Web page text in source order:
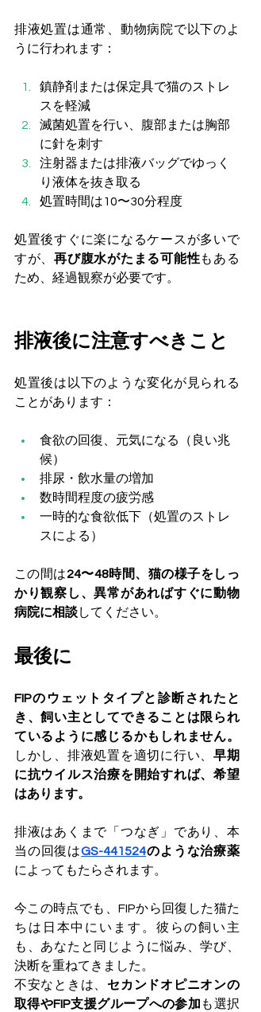
排液処置は通常、動物病院で以下のよ
うに行われます：
鎮静剤または保定具で猫のストレ
スを軽減
滅菌処置を行い、腹部または胸部
に針を刺す
注射器または排液バッグでゆっく
り液体を抜き取る
処置時間は10〜30分程度
処置後すぐに楽になるケースが多いで
すが、再び腹水がたまる可能性もある
ため、経過観察が必要です。
排液後に注意すべきこと
処置後は以下のような変化が見られる
ことがあります：
食欲の回復、元気になる（良い兆
候）
排尿・飲水量の増加
数時間程度の疲労感
一時的な食欲低下（処置のストレ
スによる）
この間は24〜48時間、猫の様子をしっ
かり観察し、異常があればすぐに動物
病院に相談してください。
最後に
FIPのウェットタイプと診断されたと
き、飼い主としてできることは限られ
ているように感じるかもしれません。
しかし、排液処置を適切に行い、早期
に抗ウイルス治療を開始すれば、希望
はあります。
排液はあくまで「つなぎ」であり、本
当の回復はGS-441524のような治療薬
によってもたらされます。
今この時点でも、FIPから回復した猫た
ちは日本中にいます。彼らの飼い主
も、あなたと同じように悩み、学び、
決断を重ねてきました。
不安なときは、 セカンドオピニオンの
取得やFIP支援グループへの参加 も選択